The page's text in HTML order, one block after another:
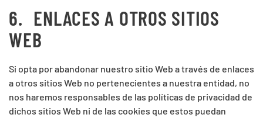
6. ENLACES A OTROS SITIOS
WEB
Si opta por abandonar nuestro sitio Web a través de enlaces
a otros sitios Web no pertenecientes a nuestra entidad, no
nos haremos responsables de las políticas de privacidad de
dichos sitios Web ni de las cookies que estos puedan